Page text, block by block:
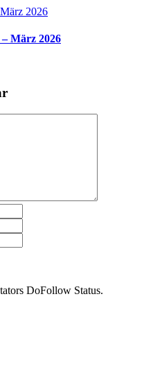
2026
März 2026
DoFollow Status.